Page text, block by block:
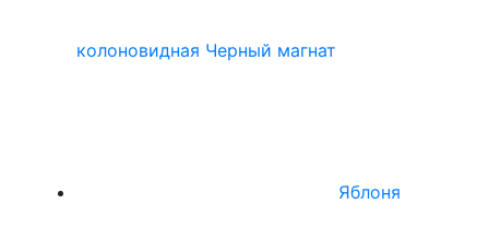
колоновидная Черный магнат
Яблоня